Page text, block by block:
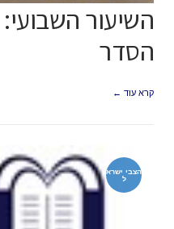
השיעור
הסדר
קרא עוד ←
הצבי ישרא
ל